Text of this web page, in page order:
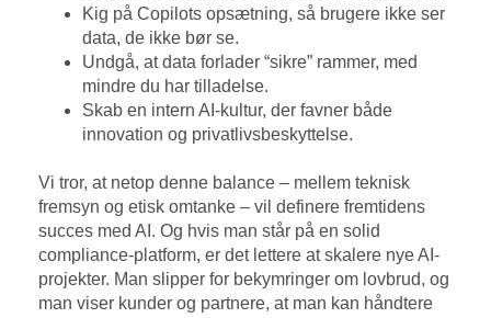
Kig på Copilots opsætning, så brugere ikke ser
data, de ikke bør se.
Undgå, at data forlader “sikre” rammer, med
mindre du har tilladelse.
Skab en intern AI-kultur, der favner både
innovation og privatlivsbeskyttelse.
Vi tror, at netop denne balance – mellem teknisk
fremsyn og etisk omtanke – vil definere fremtidens
succes med AI. Og hvis man står på en solid
compliance-platform, er det lettere at skalere nye AI-
projekter. Man slipper for bekymringer om lovbrud, og
man viser kunder og partnere, at man kan håndtere